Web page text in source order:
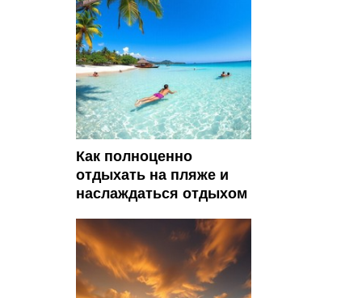
Как полноценно
отдыхать на пляже и
наслаждаться отдыхом